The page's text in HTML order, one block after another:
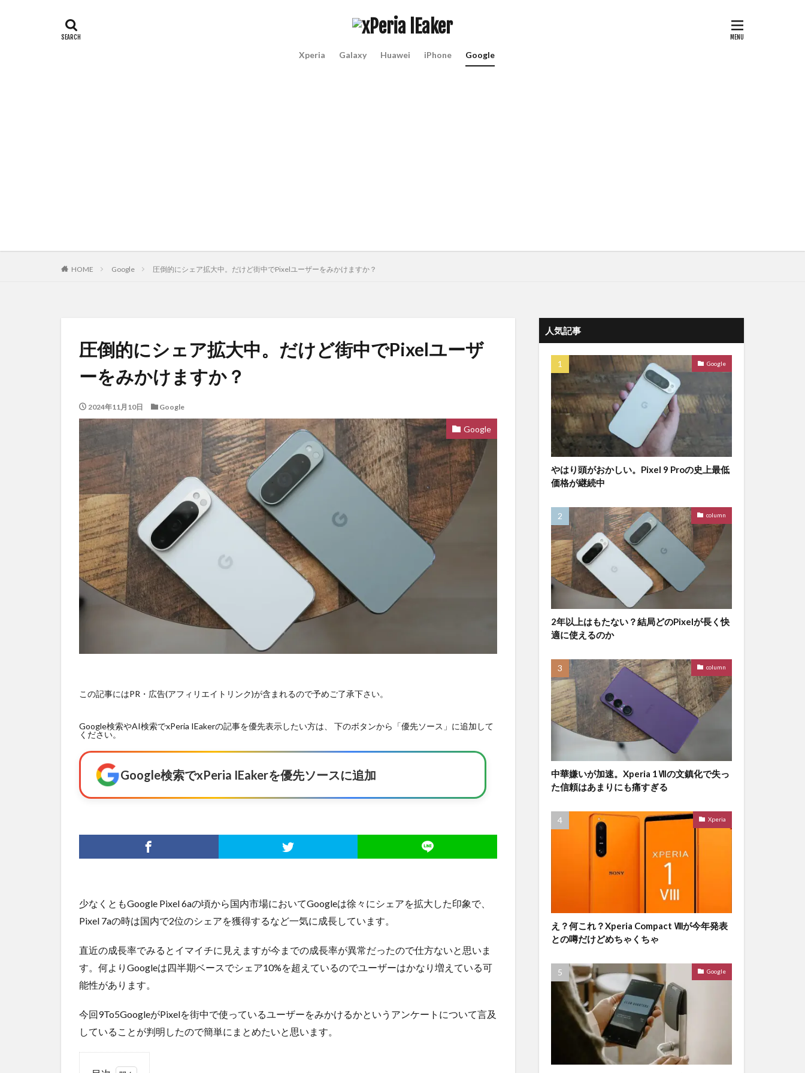
Xperia Galaxy Huawei iPhone Google
HOME Google 圧倒的にシェア拡大中。だけど街中でPixelユーザーをみかけますか？
圧倒的にシェア拡大中。だけど街中でPixelユーザ
ーをみかけますか？
2024年11月10日 Google
Google
この記事にはPR・広告(アフィリエイトリンク)が含まれるので予めご了承下さい。
Google検索やAI検索でxPeria IEakerの記事を優先表示したい方は、 下のボタンから「優先ソース」に追加して
ください。
Google検索でxPeria IEakerを優先ソースに追加
少なくともGoogle Pixel 6aの頃から国内市場においてGoogleは徐々にシェアを拡大した印象で、
Pixel 7aの時は国内で2位のシェアを獲得するなど一気に成長しています。
直近の成長率でみるとイマイチに見えますが今までの成長率が異常だったので仕方ないと思いま
す。何よりGoogleは四半期ベースでシェア10%を超えているのでユーザーはかなり増えている可
能性があります。
今回9To5GoogleがPixelを街中で使っているユーザーをみかけるかというアンケートについて言及
していることが判明したので簡単にまとめたいと思います。
人気記事
Google
やはり頭がおかしい。Pixel 9 Proの史上最低
価格が継続中
column
2年以上はもたない？結局どのPixelが長く快
適に使えるのか
column
中華嫌いが加速。Xperia 1Ⅶの文鎮化で失っ
た信頼はあまりにも痛すぎる
Xperia
え？何これ？Xperia Compact Ⅷが今年発表
との噂だけどめちゃくちゃ
Google